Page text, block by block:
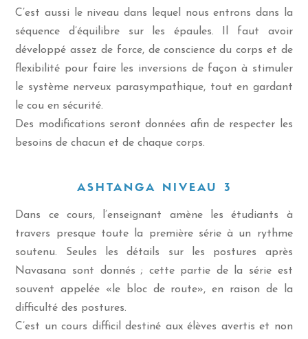
C’est aussi le niveau dans lequel nous entrons dans la
séquence d’équilibre sur les épaules. Il faut avoir
développé assez de force, de conscience du corps et de
flexibilité pour faire les inversions de façon à stimuler
le système nerveux parasympathique, tout en gardant
le cou en sécurité.
Des modifications seront données afin de respecter les
besoins de chacun et de chaque corps.
ASHTANGA NIVEAU 3
Dans ce cours, l’enseignant amène les étudiants à
travers presque toute la première série à un rythme
soutenu. Seules les détails sur les postures après
Navasana sont donnés ; cette partie de la série est
souvent appelée «le bloc de route», en raison de la
difficulté des postures.
C’est un cours difficil destiné aux élèves avertis et non